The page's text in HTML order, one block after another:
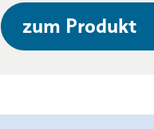
zum Produkt